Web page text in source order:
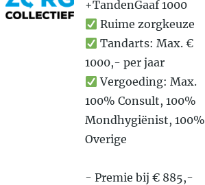
+TandenGaaf 1000
Ruime zorgkeuze
Tandarts: Max. €
1000,- per jaar
Vergoeding: Max.
100% Consult, 100%
Mondhygiënist, 100%
Overige
- Premie bij € 885,-